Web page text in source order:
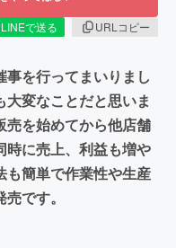
LINEで送る
URLコピー
を行ってまいりまし
変なことだと思いま
売を始めてから他店舗
時に売上、利益も増や
も簡単で作業性や生産
です。